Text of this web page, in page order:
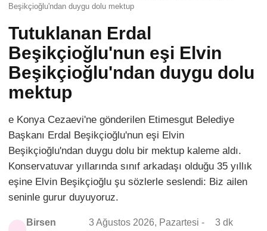
Beşikçioğlu'ndan duygu dolu mektup
Tutuklanan Erdal
Beşikçioğlu'nun eşi Elvin
Beşikçioğlu'ndan duygu dolu
mektup
e Konya Cezaevi'ne gönderilen Etimesgut Belediye
Başkanı Erdal Beşikçioğlu'nun eşi Elvin
Beşikçioğlu'ndan duygu dolu bir mektup kaleme aldı.
Konservatuvar yıllarında sınıf arkadaşı olduğu 35 yıllık
eşine Elvin Beşikçioğlu şu sözlerle seslendi: Biz ailen
seninle gurur duyuyoruz.
Birsen
3 Ağustos 2026, Pazartesi -
3 dk